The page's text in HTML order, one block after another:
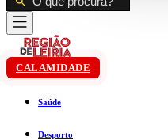
CALAMIDADE
Saúde
Desporto